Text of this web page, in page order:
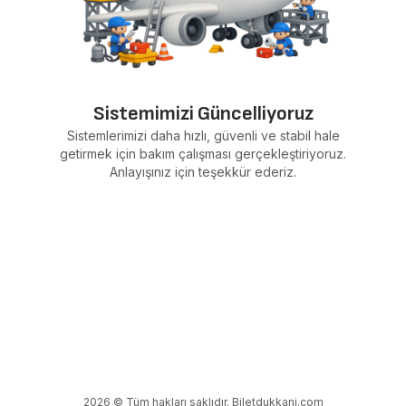
Sistemimizi Güncelliyoruz
Sistemlerimizi daha hızlı, güvenli ve stabil hale
getirmek için bakım çalışması gerçekleştiriyoruz.
Anlayışınız için teşekkür ederiz.
2026 © Tüm hakları saklıdır. Biletdukkani.com